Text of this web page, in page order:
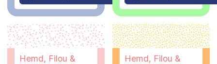
Hemd, Filou &
Hemd, Filou &